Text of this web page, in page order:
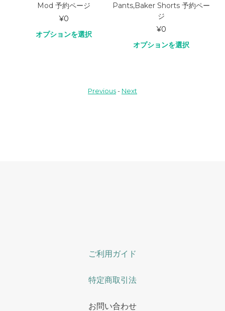
Mod 予約ページ
¥0
オプションを選択
Pants,Baker Shorts 予約ペー
ジ
¥0
オプションを選択
Previous- Next
ご利用ガイド
特定商取引法
お問い合わせ